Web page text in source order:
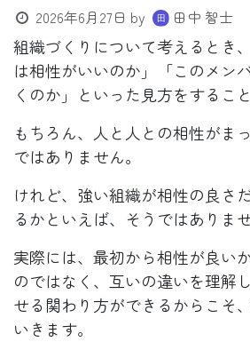
2026年6月27日 by 田中 智士
組織づくりについて考えるとき
は相性がいいのか」「このメン
くのか」といった見方をするこ
もちろん、人と人との相性がま
ではありません。
けれど、強い組織が相性の良さ
るかといえば、そうではありませ
実際には、最初から相性が良い
のではなく、互いの違いを理解
せる関わり方ができるからこそ
いきます。